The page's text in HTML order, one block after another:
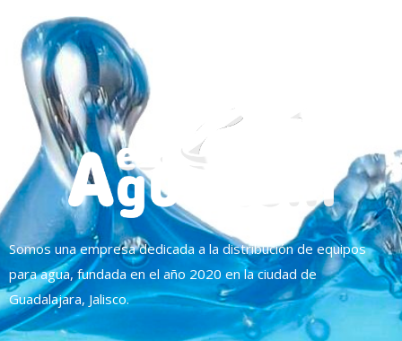
Somos una empresa dedicada a la distribución de equipos
para agua, fundada en el año 2020 en la ciudad de
Guadalajara, Jalisco.